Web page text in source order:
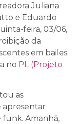
Juliana
e Eduardo
feira, 03/06,
da
em bailes
no PL (Projeto
as
apresentar
funk. Amanhã,